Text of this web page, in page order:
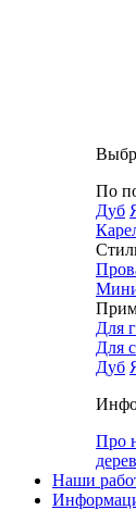
По
Дуб
Для
Для
Дуб
Про
Наши